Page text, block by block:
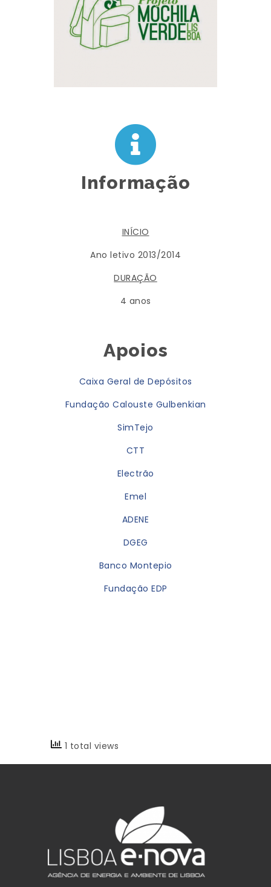
Informação
INÍCIO
Ano letivo 2013/2014
DURAÇÃO
4 anos
Apoios
Caixa Geral de Depósitos
Fundação Calouste Gulbenkian
SimTejo
CTT
Electrão
Emel
ADENE
DGEG
Banco Montepio
Fundação EDP
1 total views